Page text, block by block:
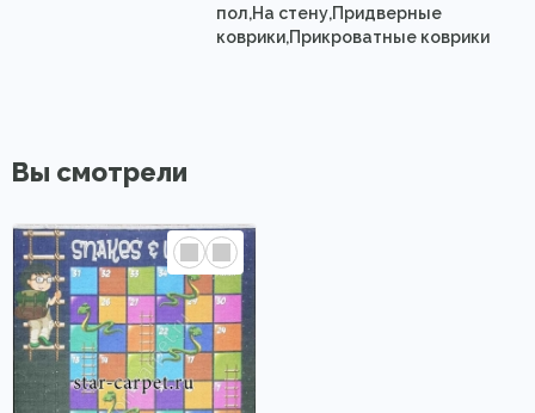
пол,На стену,Придверные
коврики,Прикроватные коврики
Вы смотрели